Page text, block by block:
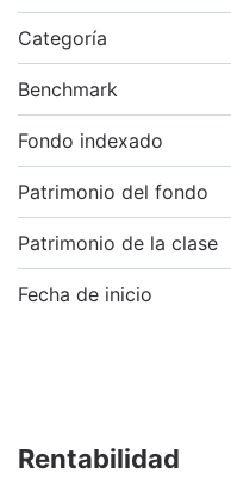
Categoría
Benchmark
Fondo indexado
Patrimonio del fondo
Patrimonio de la clase
Fecha de inicio
Rentabilidad